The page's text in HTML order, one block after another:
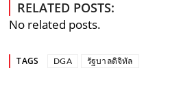
RELATED POSTS:
No related posts.
TAGS DGA รัฐบาลดิจิทัล